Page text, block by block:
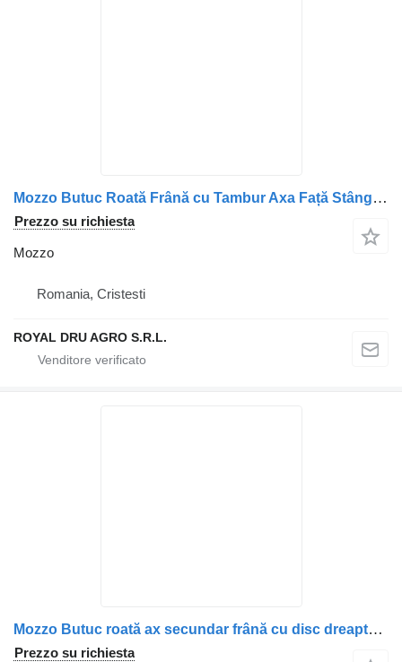
Mozzo Butuc Roată Frână cu Tambur Axa Față Stânga per camion DAF Vehicule DAF
Prezzo su richiesta
Mozzo
Romania, Cristesti
ROYAL DRU AGRO S.R.L.
Mozzo Butuc roată ax secundar frână cu disc dreapta 1818003/1640561/13 per camion DAF DAF
Prezzo su richiesta